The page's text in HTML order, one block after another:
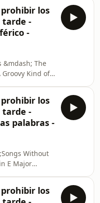
&mdash;
GregoryI Got
or Hell
on a
Lauryn
Would Feel to
SimoneI
los
tarde -
-
&mdash; The
Kind of
Mean You
&mdash;
Burn
&mdash;
los
tarde -
palabras -
Without
E Major
los